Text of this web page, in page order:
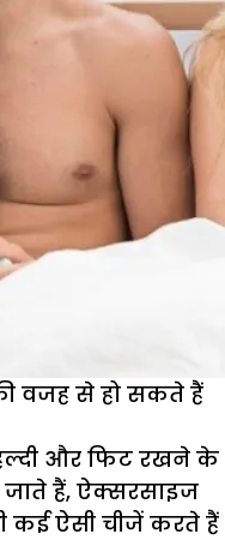
वजह से हो सकते हैं
और फिट रखने के
जाते हैं, ऐक्सरसाइज
कई ऐसी चीजें करते हैं